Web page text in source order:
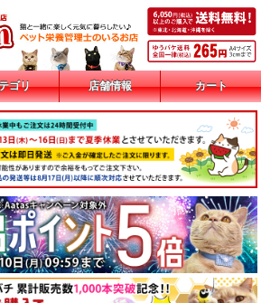
ゴリ 店舗情報 カート